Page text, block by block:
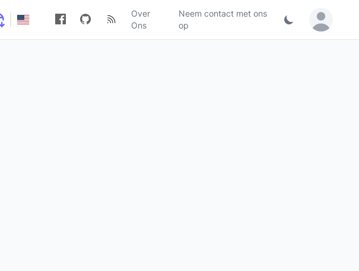
Over
Ons
Neem contact met ons
op
Sign in /